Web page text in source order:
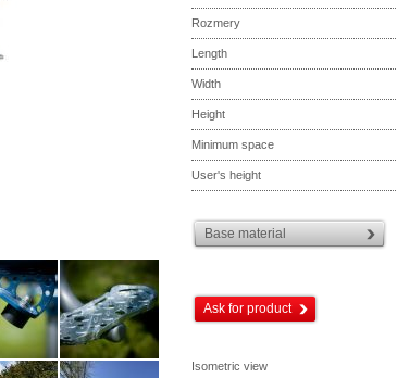
Rozmery
Length
Width
Height
Minimum space
User's height
Base material
Ask for product
Isometric view